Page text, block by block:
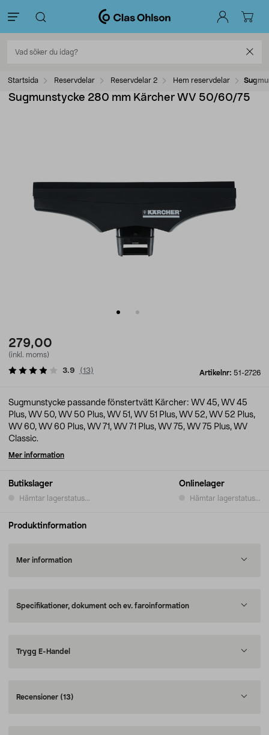
Startsida Reservdelar Reservdelar 2 Hem reservdelar
Sugmunstycke 280 mm Kärcher WV 50/60/75
279,00
(inkl. moms)
Artikelnr: 51-2726
3.9 (13)
Butikslager
Hämtar lagerstatus...
Onlinelager
Hämtar lagerstatus...
Sugmunstycke passande fönstertvätt Kärcher: WV 45, WV 45
Plus, WV 50, WV 50 Plus, WV 51, WV 51 Plus, WV 52, WV 52 Plus,
WV 60, WV 60 Plus, WV 71, WV 71 Plus, WV 75, WV 75 Plus, WV
Classic.
Mer information
Produktinformation
Mer information
Specifikationer, dokument och ev. faroinformation
Trygg E-Handel
Recensioner (13)